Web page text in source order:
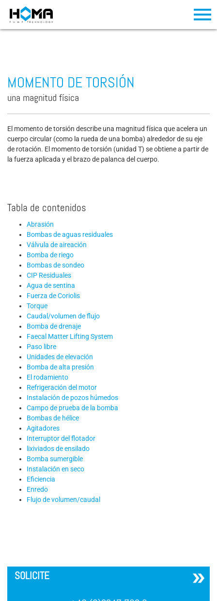
MOMENTO DE TORSIÓN
una magnitud física
El momento de torsión describe una magnitud física que acelera un
cuerpo circular (como la rueda de una bomba) alrededor de su eje
de rotación. El momento de torsión (unidad T) se obtiene a partir de
la fuerza aplicada y el brazo de palanca del cuerpo.
Tabla de contenidos
Abrasión
Bombas de aguas residuales
Válvula de aireación
Bomba de riego
Bombas de sondeo
CIP Residuales
Agua de sentina
Fuerza de Coriolis
Torque
Caudal/volumen de flujo
Bomba de drenaje
Faecal Matter Lifting System
Paso libre
Unidades de elevación
Bomba de alta presión
El rodamiento
Refrigeración del motor
Instalación de pozos húmedos
Campo de prueba de la bomba
Bombas de hélice
Agitadores
Interruptor del flotador
lixiviados de ensilado
Bomba sumergible
Instalación en seco
Eficiencia
Enredo
Flujo de volumen/caudal
SOLICITE